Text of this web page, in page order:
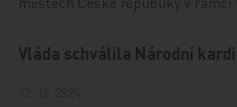
Vláda schválila Národní